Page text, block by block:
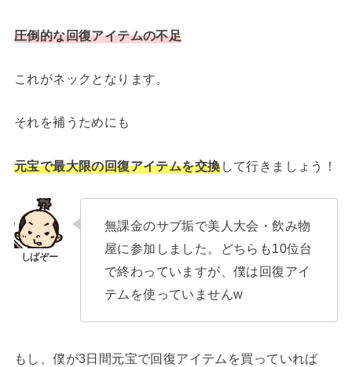
圧倒的な回復アイテムの不足
これがネックとなります。
それを補うためにも
元宝で最大限の回復アイテムを交換して行きましょう！
無課金のサブ垢で美人大会・飲み物
屋に参加しました。どちらも10位台
で終わっていますが、僕は回復アイ
テムを使っていませんw
もし、僕が3日間元宝で回復アイテムを買っていれば